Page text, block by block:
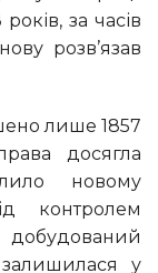
за часів
розв’язав
досягла
новому
контролем
у